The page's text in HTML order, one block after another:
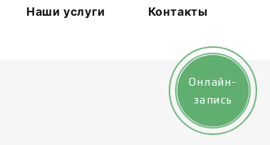
Наши услуги Контакты
Онлайн-
запись
Онлайн-
запись